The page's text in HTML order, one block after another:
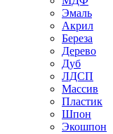
Эмаль
Акрил
Береза
Дерево
Дуб
ЛДСП
Массив
Пластик
Шпон
Экошпон